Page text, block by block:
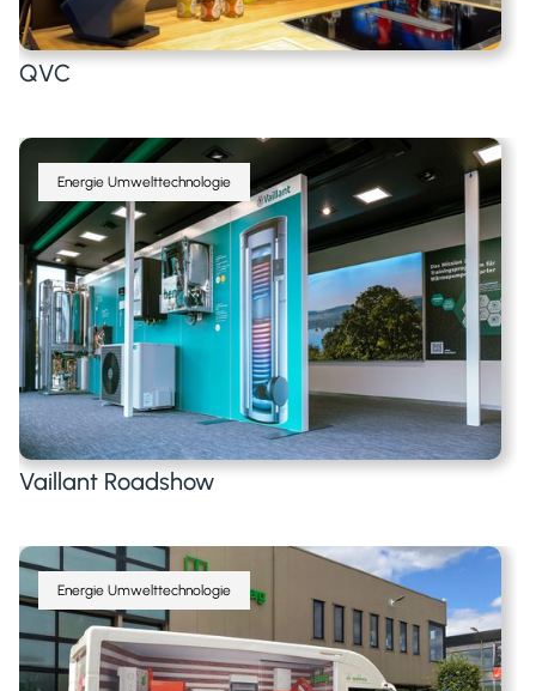
QVC
Vaillant Roadshow
Energie Umwelttechnologie
Energie Umwelttechnologie